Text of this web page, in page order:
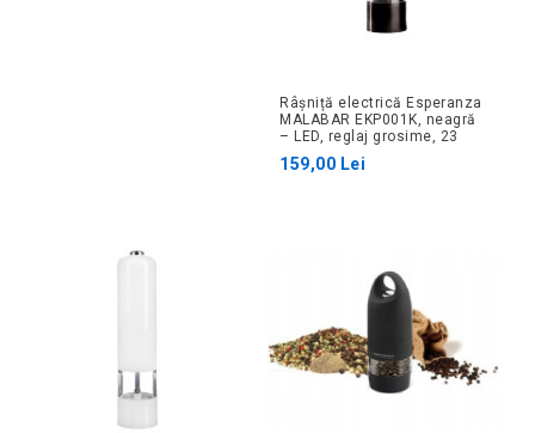
Râșniță electrică Esperanza
MALABAR EKP001K, neagră
– LED, reglaj grosime, 23
cm
159,00 Lei